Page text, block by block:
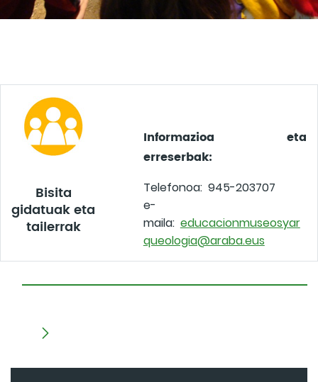
Bisita
gidatuak eta
tailerrak
Informazioa eta
erreserbak:
Telefonoa: 945-203707
e-
maila: educacionmuseosyar
queologia@araba.eus